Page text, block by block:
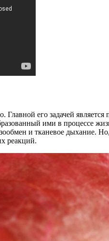
его задачей
ими в процессе
и тканевое дыхание.
реакций.